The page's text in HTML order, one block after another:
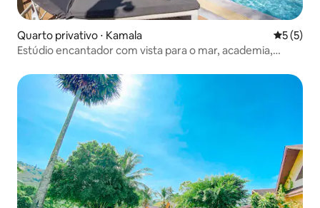
Quarto privativo ⋅ Kamala 5 de
5 (5)
Estúdio encantador com vista para o mar, academia,